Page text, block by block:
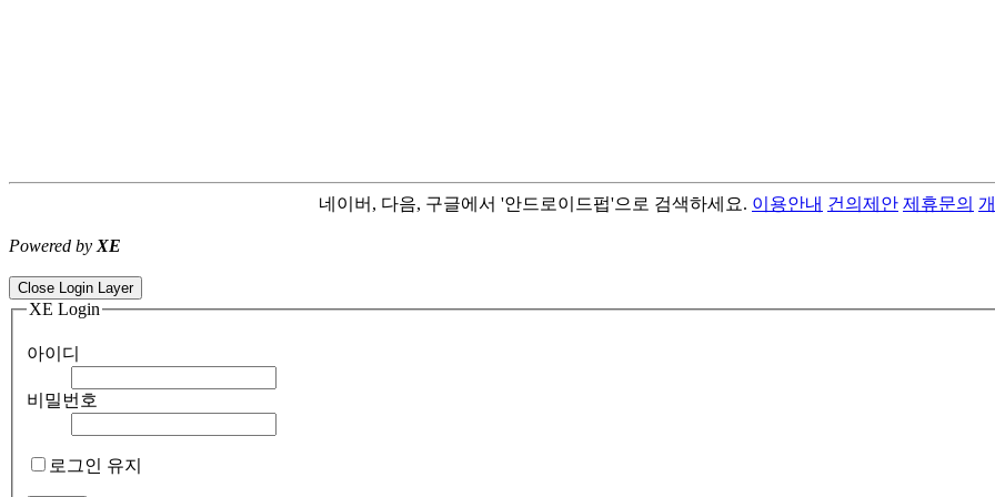
네이버, 다음, 구글에서 '안드로이드펍'으로 검색하세요. 이용안내 건의제안 제휴문의
Powered by XE
Close Login Layer
XE Login
아이디
비밀번호
로그인 유지